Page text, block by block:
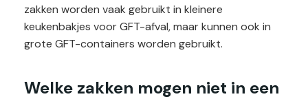
zakken worden vaak gebruikt in kleinere
keukenbakjes voor GFT-afval, maar kunnen ook in
grote GFT-containers worden gebruikt.
Welke zakken mogen niet in een